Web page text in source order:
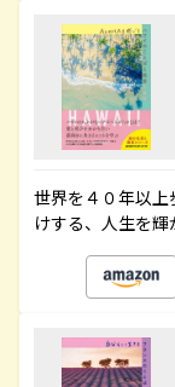
世界を４０年以
けする、人生を